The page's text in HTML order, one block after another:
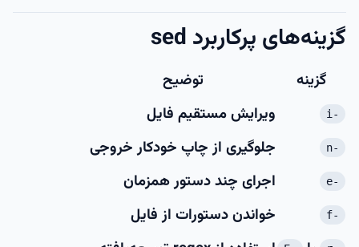
گزینه‌های پرکاربرد sed
گزینه توضیح
-i ویرایش مستقیم فایل
-n جلوگیری از چاپ خودکار خروجی
-e اجرای چند دستور همزمان
-f خواندن دستورات از فایل